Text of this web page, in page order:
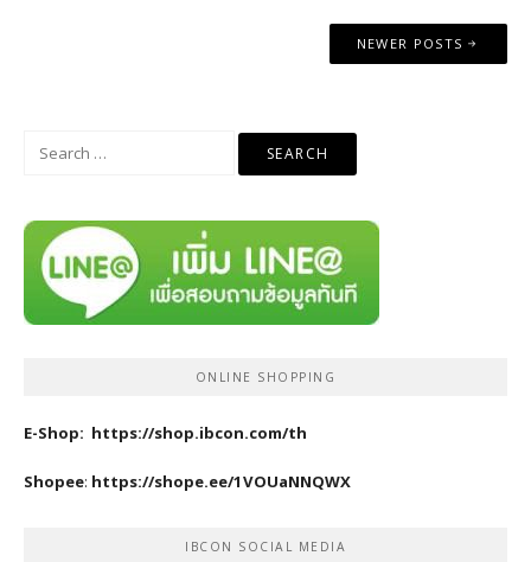
NEWER POSTS
Search
ONLINE SHOPPING
E-Shop: https://shop.ibcon.com/th
Shopee: https://shope.ee/1VOUaNNQWX
IBCON SOCIAL MEDIA